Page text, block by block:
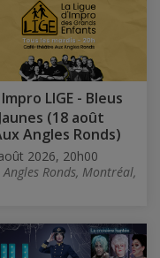
Impro LIGE - Bleus
(18 août
Angles Ronds)
2026, 20h00
Angles Ronds, Montréal,